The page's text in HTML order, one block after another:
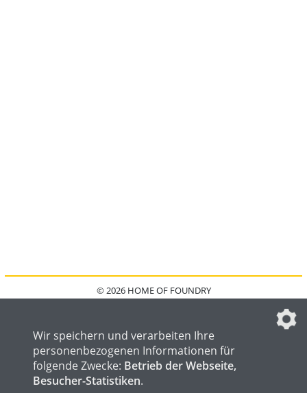
© 2026 HOME OF FOUNDRY
DATENSCHUTZEINSTELLUNGEN
Wir speichern und verarbeiten Ihre
personenbezogenen Informationen für
folgende Zwecke: Betrieb der Webseite,
Besucher-Statistiken.